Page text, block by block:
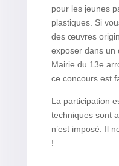
pour les jeunes
plastiques. Si
des œuvres
exposer dans
Mairie du 13e
ce concours est
La participation
techniques sont
n’est imposé. Il
!